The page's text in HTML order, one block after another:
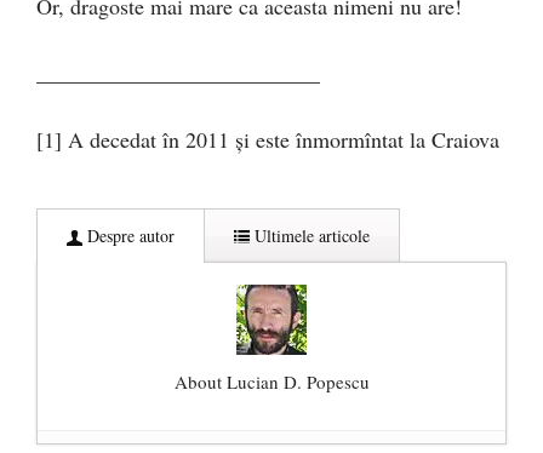
Or, dragoste mai mare ca aceasta nimeni nu are!
[1] A decedat în 2011 şi este înmormîntat la Craiova
Despre autor Ultimele articole
About Lucian D. Popescu